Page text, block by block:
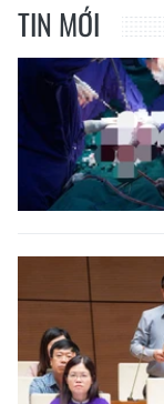
TIN MỚI